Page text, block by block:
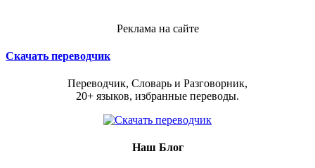
Реклама на сайте
Скачать переводчик
Переводчик, Словарь и Разговорник,
20+ языков, избранные переводы.
Наш Блог